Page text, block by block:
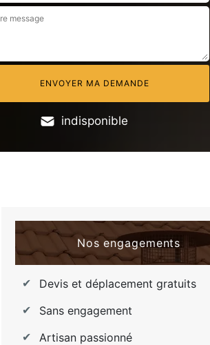
indisponible
Nos engagements
Devis et déplacement gratuits
Sans engagement
Artisan passionné